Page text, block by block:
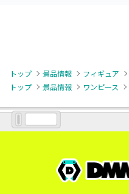
トップ 景品情報 フィギュア
トップ
景品情報 ワンピース